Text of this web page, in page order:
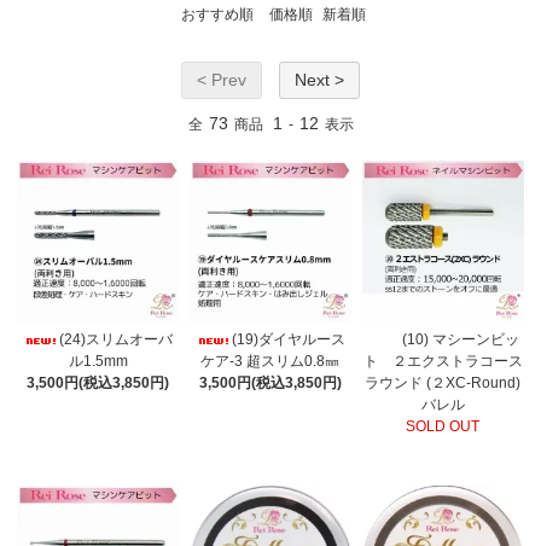
おすすめ順 価格順 新着順
< Prev Next >
全 73 商品 1 - 12 表示
(24)スリムオーバ
ル1.5mm
3,500円(税込3,850円)
(19)ダイヤルース
ケア-3 超スリム0.8㎜
3,500円(税込3,850円)
(10) マシーンビッ
ト ２エクストラコース
ラウンド (２XC-Round)
バレル
SOLD OUT